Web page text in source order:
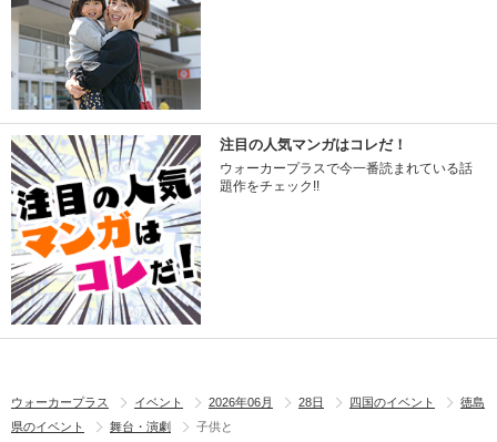
注目の人気マンガはコレだ！
ウォーカープラスで今一番読まれている話
題作をチェック!!
ウォーカープラス イベント 2026年06月 28日 四国のイベント
徳島
県のイベント
舞台・演劇 子供と